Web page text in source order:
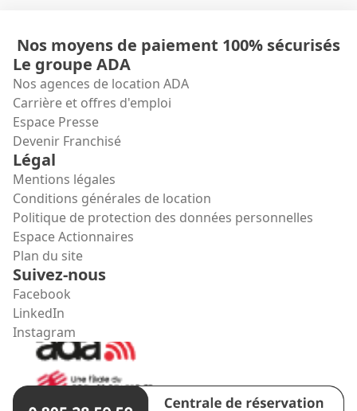
Nos moyens de paiement 100% sécurisés
Le groupe ADA
Nos agences de location ADA
Carrière et offres d'emploi
Espace Presse
Devenir Franchisé
Légal
Mentions légales
Conditions générales de location
Politique de protection des données personnelles
Espace Actionnaires
Plan du site
Suivez-nous
Facebook
LinkedIn
Instagram